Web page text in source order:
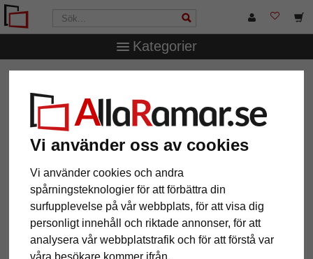
Vi använder oss av cookies
Vi använder cookies och andra
spårningsteknologier för att förbättra din
surfupplevelse på vår webbplats, för att visa dig
personligt innehåll och riktade annonser, för att
analysera vår webbplatstrafik och för att förstå var
Kategorier
måttbeställd Arnos Grove
Plastram- måttbeställd Arnos
Grove